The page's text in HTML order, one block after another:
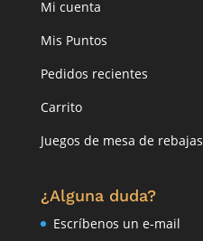
Mi cuenta
Mis Puntos
Pedidos recientes
Carrito
Juegos de mesa de rebajas
¿Alguna duda?
Escríbenos un e-mail